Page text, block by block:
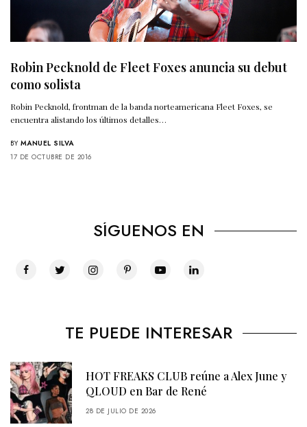
Robin Pecknold de Fleet Foxes anuncia su debut
como solista
Robin Pecknold, frontman de la banda norteamericana Fleet Foxes, se
encuentra alistando los últimos detalles…
BY MANUEL SILVA
17 DE OCTUBRE DE 2016
SÍGUENOS EN
TE PUEDE INTERESAR
HOT FREAKS CLUB reúne a Alex June y
QLOUD en Bar de René
28 DE JULIO DE 2026